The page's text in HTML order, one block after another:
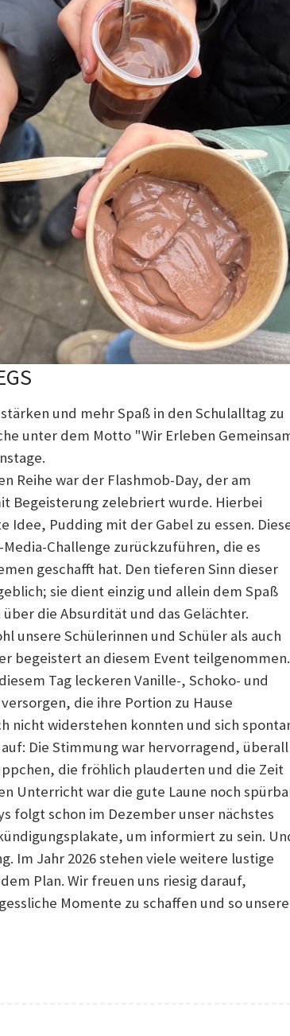
und mehr Spaß in den Schulalltag zu
unter dem Motto "Wir Erleben
Reihe war der Flashmob-Day, der am
Begeisterung zelebriert wurde. Hierbei
Idee, Pudding mit der Gabel zu essen.
Challenge zurückzuführen, die es
geschafft hat. Den tieferen Sinn dieser
sie dient einzig und allein dem Spaß
die Absurdität und das Gelächter.
unsere Schülerinnen und Schüler als auch
begeistert an diesem Event teilgenommen.
Tag leckeren Vanille-, Schoko- und
die ihre Portion zu Hause
nicht widerstehen konnten und sich
Die Stimmung war hervorragend, überall
die fröhlich plauderten und die Zeit
Unterricht war die gute Laune noch
folgt schon im Dezember unser nächstes
um informiert zu sein.
Im Jahr 2026 stehen viele weitere lustige
Plan. Wir freuen uns riesig darauf,
Momente zu schaffen und so unsere